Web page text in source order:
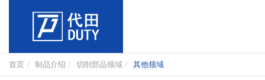
首页 制品介绍 切削部品领域 其他领域